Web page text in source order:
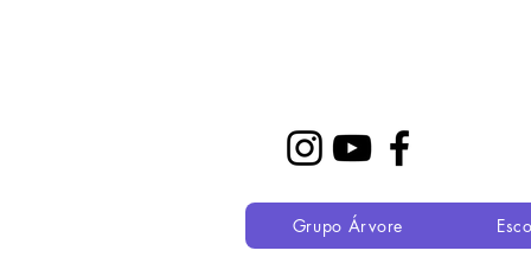
Grupo Árvore